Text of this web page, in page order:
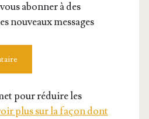
abonner à des
nouveaux messages
pour réduire les
plus sur la façon dont